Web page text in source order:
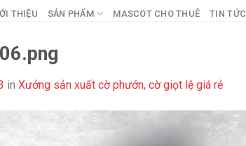
THIỆU SẢN PHẨM MASCOT CHO THUÊ TIN TỨC
in Xưởng sản xuất cờ phướn, cờ giọt lệ giá rẻ